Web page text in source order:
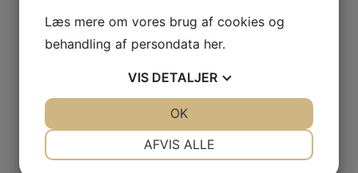
Gavekort
Skjorter
Barbour
Casa Moda
Poloer
Læs mere om vores brug af cookies og
behandling af persondata her.
VIS DETALJER
AFVIS ALLE
OK